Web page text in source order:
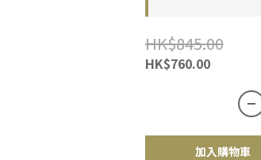
HK$845.00
HK$760.00
加入購物車